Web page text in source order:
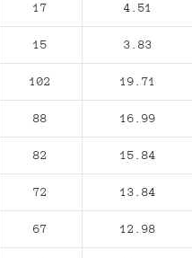
17 4.51
15 3.83
102 19.71
88 16.99
82 15.84
72 13.84
67 12.98